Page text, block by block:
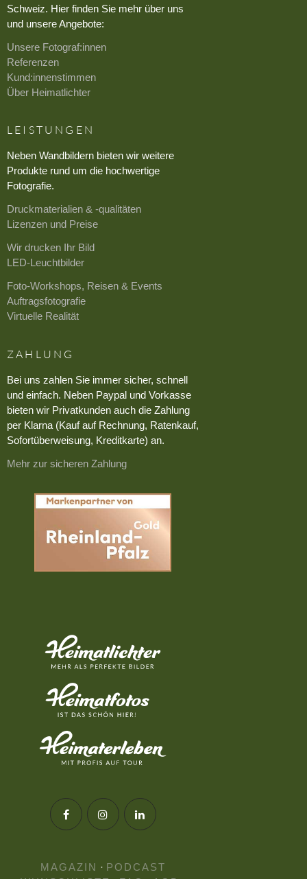
Schweiz. Hier finden Sie mehr über uns
und unsere Angebote:
Unsere Fotograf:innen
Referenzen
Kund:innenstimmen
Über Heimatlichter
LEISTUNGEN
Neben Wandbildern bieten wir weitere
Produkte rund um die hochwertige
Fotografie.
Druckmaterialien & -qualitäten
Lizenzen und Preise
Wir drucken Ihr Bild
LED-Leuchtbilder
Foto-Workshops, Reisen & Events
Auftragsfotografie
Virtuelle Realität
ZAHLUNG
Bei uns zahlen Sie immer sicher, schnell
und einfach. Neben Paypal und Vorkasse
bieten wir Privatkunden auch die Zahlung
per Klarna (Kauf auf Rechnung, Ratenkauf,
Sofortüberweisung, Kreditkarte) an.
Mehr zur sicheren Zahlung
MAGAZIN · PODCAST